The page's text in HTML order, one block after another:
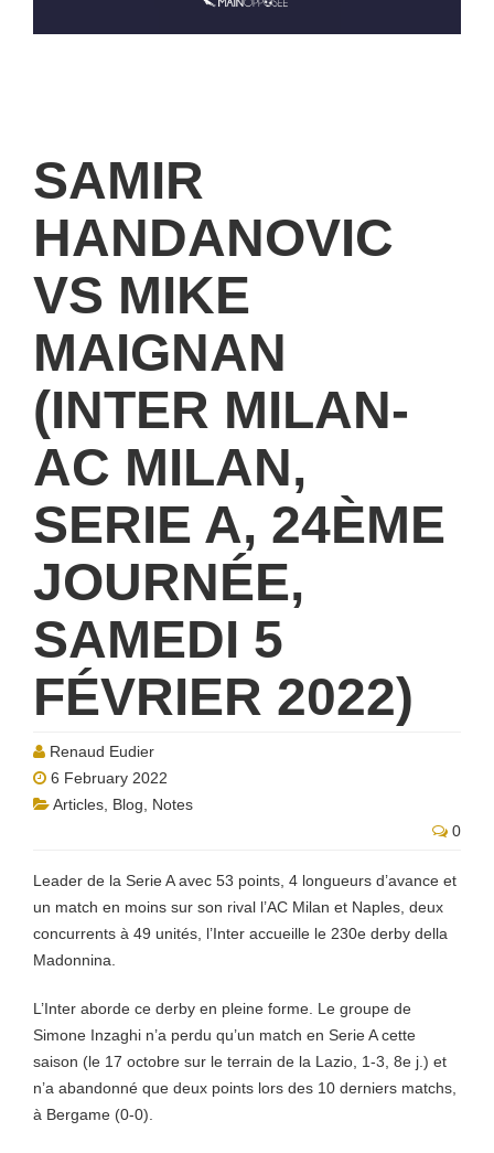
SAMIR
HANDANOVIC
VS MIKE
MAIGNAN
(INTER MILAN-
AC MILAN,
SERIE A, 24ÈME
JOURNÉE,
SAMEDI 5
FÉVRIER 2022)
Renaud Eudier
6 February 2022
Articles Blog
Notes
0
Leader de la Serie A avec 53 points, 4 longueurs d’avance et
un match en moins sur son rival l’AC Milan et Naples, deux
concurrents à 49 unités, l’Inter accueille le 230e derby della
Madonnina.
L’Inter aborde ce derby en pleine forme. Le groupe de
Simone Inzaghi n’a perdu qu’un match en Serie A cette
saison (le 17 octobre sur le terrain de la Lazio, 1-3, 8e j.) et
n’a abandonné que deux points lors des 10 derniers matchs,
à Bergame (0-0).